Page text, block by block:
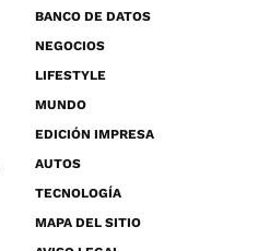
BANCO DE DATOS
NEGOCIOS
LIFESTYLE
MUNDO
EDICIÓN IMPRESA
AUTOS
TECNOLOGÍA
MAPA DEL SITIO